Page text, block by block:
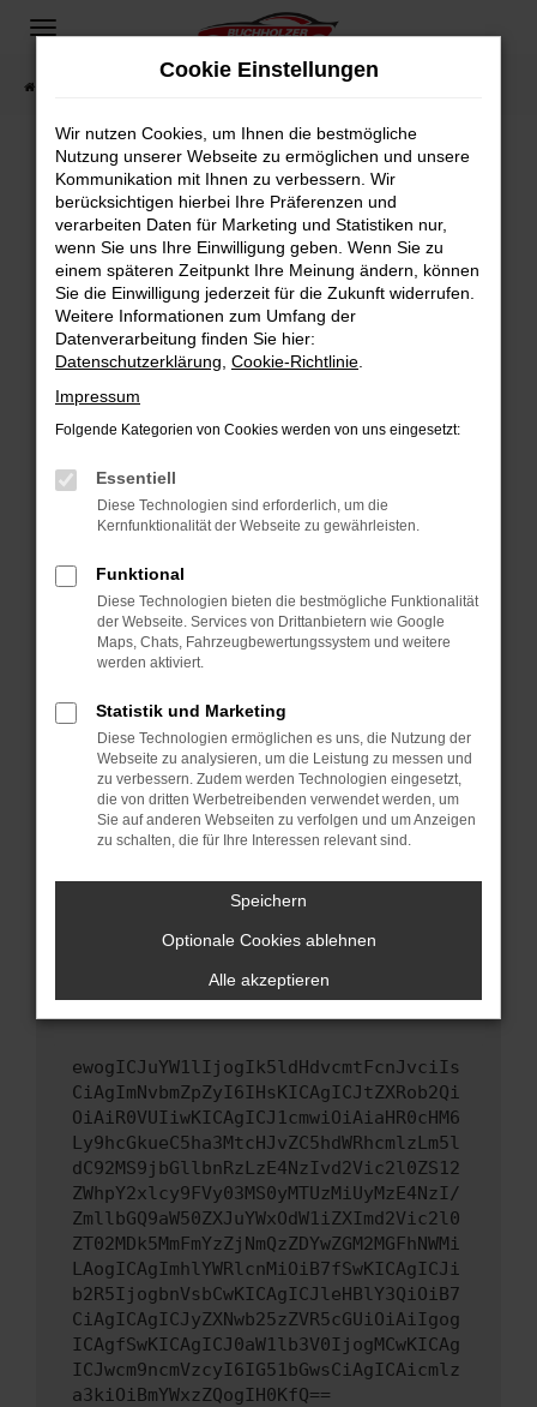
Zum
springen
Fahrzeugsuche
Fehler: Network Error
Beim Laden ist ein Fehler aufgetreten.
Hier sind ein paar Tipps, die dir helfen können:
Überprüfe deine Firewall und deine
Internetverbindung.
Laden andere Webseiten, zum Beispiel deine
Suchmaschine?
Prüfe deine Browsererweiterungen.
können das Laden bestimmter Seiten
verhindern. Funktioniert die Seite in einem
anderen Browser oder in einem privaten
Starte dein Gerät neu.
Das kann manchmal helfen, vorübergehende
Probleme zu beheben.
Betriebssystem auf dem neuesten Stand
sind.
Veraltete Software birgt nicht nur ein
Sicherheitsrisiko, sondern kann auch dazu
führen, dass bestimmte Funktionen nicht mehr
unterstützt werden.
Wende dich an den Webseitenbetreiber.
Wenn du alle oben genannten Schritte versucht
hast, kontaktiere uns bitte. Wir werden
versuchen, das Problem zu beheben. Du kannst
uns diesen Text schicken, um uns bei der
ewogICJuYW1lIjogIk5ldHdvcmtFcnJvciIs
CiAgImNvbmZpZyI6IHsKICAgICJtZXRob2Qi
OiAiR0VUIiwKICAgICJ1cmwiOiAiaHR0cHM6
Ly9hcGkueC5ha3MtcHJvZC5hdWRhcmlzLm5l
dC92MS9jbGllbnRzLzE4NzIvd2Vic2l0ZS12
ZWhpY2xlcy9FVy03MS0yMTUzMiUyMzE4NzI/
ZmllbGQ9aW50ZXJuYWxOdW1iZXImd2Vic2l0
ZT02MDk5MmFmYzZjNmQzZDYwZGM2MGFhNWMi
LAogICAgImhlYWRlcnMiOiB7fSwKICAgICJi
b2R5IjogbnVsbCwKICAgICJleHBlY3QiOiB7
CiAgICAgICJyZXNwb25zZVR5cGUiOiAiIgog
ICAgfSwKICAgICJ0aW1lb3V0IjogMCwKICAg
ICJwcm9ncmVzcyI6IG51bGwsCiAgICAicmlz
a3kiOiBmYWxzZQogIH0KfQ==
Cookie Einstellungen
Wir nutzen Cookies, um Ihnen die bestmögliche
Nutzung unserer Webseite zu ermöglichen und unsere
Kommunikation mit Ihnen zu verbessern. Wir
berücksichtigen hierbei Ihre Präferenzen und
verarbeiten Daten für Marketing und Statistiken nur,
wenn Sie uns Ihre Einwilligung geben. Wenn Sie zu
einem späteren Zeitpunkt Ihre Meinung ändern, können
Sie die Einwilligung jederzeit für die Zukunft widerrufen.
Weitere Informationen zum Umfang der
Datenverarbeitung finden Sie hier:
Datenschutzerklärung Cookie-Richtlinie
Impressum
Folgende Kategorien von Cookies werden von uns eingesetzt:
Essentiell
Diese Technologien sind erforderlich, um die
Kernfunktionalität der Webseite zu gewährleisten.
Funktional
Diese Technologien bieten die bestmögliche Funktionalität
der Webseite. Services von Drittanbietern wie Google
Maps, Chats, Fahrzeugbewertungssystem und weitere
werden aktiviert.
Statistik und Marketing
Diese Technologien ermöglichen es uns, die Nutzung der
Webseite zu analysieren, um die Leistung zu messen und
zu verbessern. Zudem werden Technologien eingesetzt,
die von dritten Werbetreibenden verwendet werden, um
Sie auf anderen Webseiten zu verfolgen und um Anzeigen
zu schalten, die für Ihre Interessen relevant sind.
Speichern
Optionale Cookies ablehnen
Alle akzeptieren